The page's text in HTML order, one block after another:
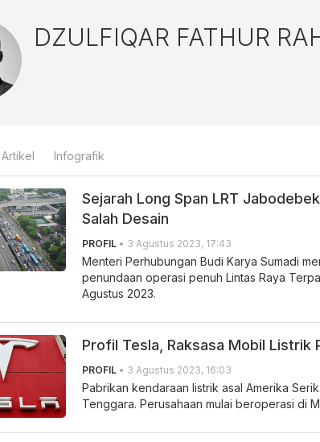
Rahman
DZULFIQAR FATHUR
Artikel Infografik
Sejarah Long Span LRT
Salah Desain
PROFIL • 3 Agustus 2023, 17:43
Menteri Perhubungan Budi Karya Sumadi
penundaan operasi penuh Lintas Raya
Agustus 2023.
Profil Tesla, Raksasa Mobil Listrik
PROFIL • 3 Agustus 2023, 16:03
Pabrikan kendaraan listrik asal Amerika
Tenggara. Perusahaan mulai beroperasi di